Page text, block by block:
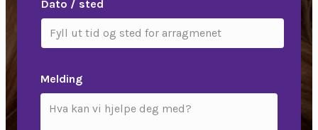
Dato / sted
Melding